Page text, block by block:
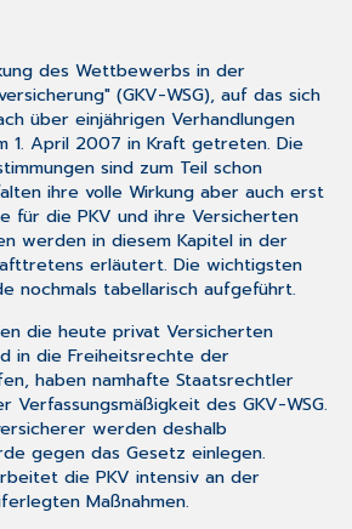
des Wettbewerbs in der
(GKV-WSG), auf das sich
über einjährigen Verhandlungen
1. April 2007 in Kraft getreten. Die
sind zum Teil schon
ihre volle Wirkung aber auch erst
für die PKV und ihre Versicherten
werden in diesem Kapitel in der
erläutert. Die wichtigsten
nochmals tabellarisch aufgeführt.
die heute privat Versicherten
in die Freiheitsrechte der
haben namhafte Staatsrechtler
Verfassungsmäßigkeit des GKV-WSG.
werden deshalb
gegen das Gesetz einlegen.
die PKV intensiv an der
Maßnahmen.